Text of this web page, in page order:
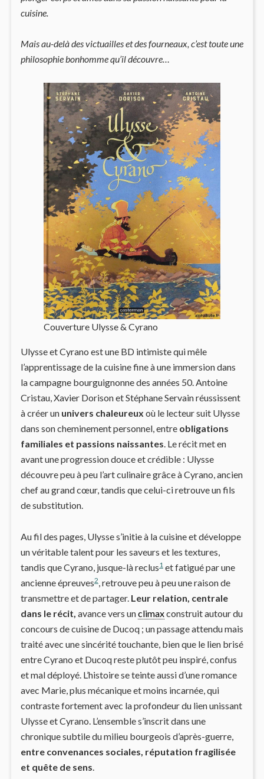
cuisine.
Mais au-delà des victuailles et des fourneaux, c’est toute une
philosophie bonhomme qu’il découvre…
Couverture Ulysse & Cyrano
Ulysse et Cyrano est une BD intimiste qui mêle
l’apprentissage de la cuisine fine à une immersion dans
la campagne bourguignonne des années 50. Antoine
Cristau, Xavier Dorison et Stéphane Servain réussissent
à créer un univers chaleureux où le lecteur suit Ulysse
dans son cheminement personnel, entre obligations
familiales et passions naissantes. Le récit met en
avant une progression douce et crédible : Ulysse
découvre peu à peu l’art culinaire grâce à Cyrano, ancien
chef au grand cœur, tandis que celui-ci retrouve un fils
de substitution.
Au fil des pages, Ulysse s’initie à la cuisine et développe
un véritable talent pour les saveurs et les textures,
tandis que Cyrano, jusque-là reclus1et fatigué par une
ancienne épreuves2, retrouve peu à peu une raison de
transmettre et de partager. Leur relation, centrale
dans le récit, avance vers unclimaxconstruit autour du
concours de cuisine de Ducoq ; un passage attendu mais
traité avec une sincérité touchante, bien que le lien brisé
entre Cyrano et Ducoq reste plutôt peu inspiré, confus
et mal déployé. L’histoire se teinte aussi d’une romance
avec Marie, plus mécanique et moins incarnée, qui
contraste fortement avec la profondeur du lien unissant
Ulysse et Cyrano. L’ensemble s’inscrit dans une
chronique subtile du milieu bourgeois d’après-guerre,
entre convenances sociales, réputation fragilisée
et quête de sens.